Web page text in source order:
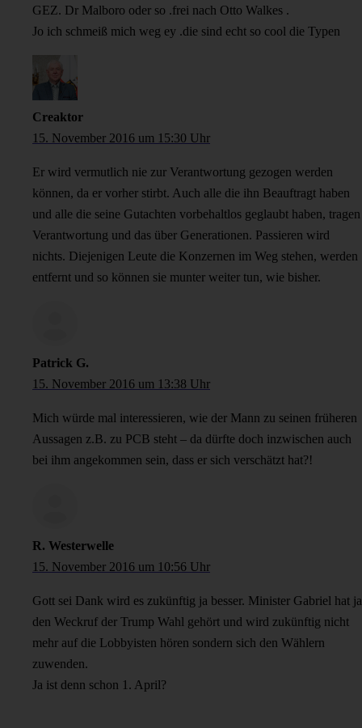
GEZ. Dr Malboro oder so .frei nach Otto Walkes .
Jo ich schmeiß mich weg ey .die sind echt so cool die Typen
Creaktor
15. November 2016 um 15:30 Uhr
Er wird vermutlich nie zur Verantwortung gezogen werden
können, da er vorher stirbt. Auch alle die ihn Beauftragt haben
und alle die seine Gutachten vorbehaltlos geglaubt haben, tragen
Verantwortung und das über Generationen. Passieren wird
nichts. Diejenigen Leute die Konzernen im Weg stehen, werden
entfernt und so können sie munter weiter tun, wie bisher.
Patrick G.
15. November 2016 um 13:38 Uhr
Mich würde mal interessieren, wie der Mann zu seinen früheren
Aussagen z.B. zu PCB steht – da dürfte doch inzwischen auch
bei ihm angekommen sein, dass er sich verschätzt hat?!
R. Westerwelle
15. November 2016 um 10:56 Uhr
Gott sei Dank wird es zukünftig ja besser. Minister Gabriel hat ja
den Weckruf der Trump Wahl gehört und wird zukünftig nicht
mehr auf die Lobbyisten hören sondern sich den Wählern
zuwenden.
Ja ist denn schon 1. April?